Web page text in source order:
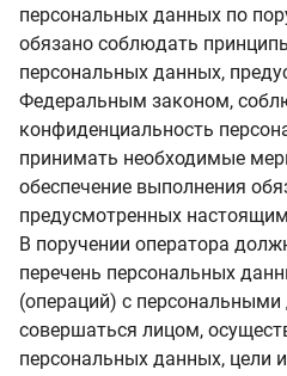
персональных данных по
обязано соблюдать
персональных данных,
Федеральным законом,
конфиденциальность
принимать необходимые
обеспечение выполнения
предусмотренных
В поручении оператора
перечень персональных
(операций) с
совершаться лицом,
персональных данных, цели